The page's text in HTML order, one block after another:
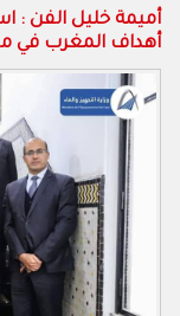
أميمة خليل الفن :
أهداف المغرب في